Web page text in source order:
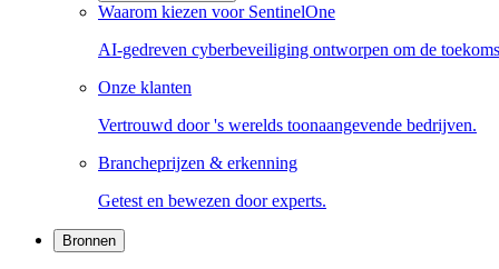
Waarom kiezen voor SentinelOne
AI-gedreven cyberbeveiliging ontworpen om de
Onze klanten
Vertrouwd door 's werelds toonaangevende bedrijven.
Brancheprijzen & erkenning
Getest en bewezen door experts.
Bronnen